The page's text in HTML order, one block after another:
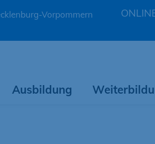
Vorpommern
Ausbildung